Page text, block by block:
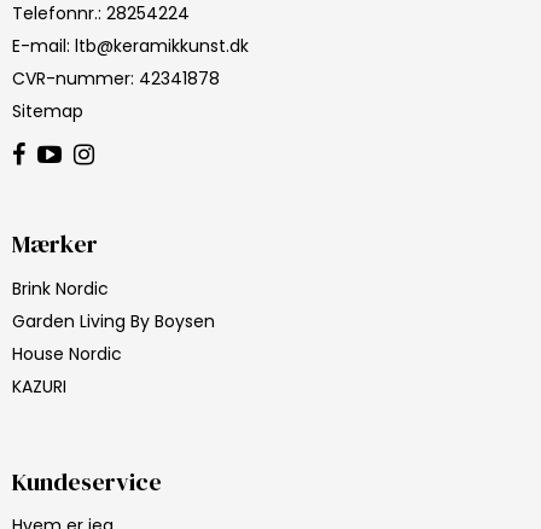
Telefonnr.: 28254224
E-mail: ltb@keramikkunst.dk
CVR-nummer: 42341878
Sitemap
Mærker
Brink Nordic
Garden Living By Boysen
House Nordic
KAZURI
Kundeservice